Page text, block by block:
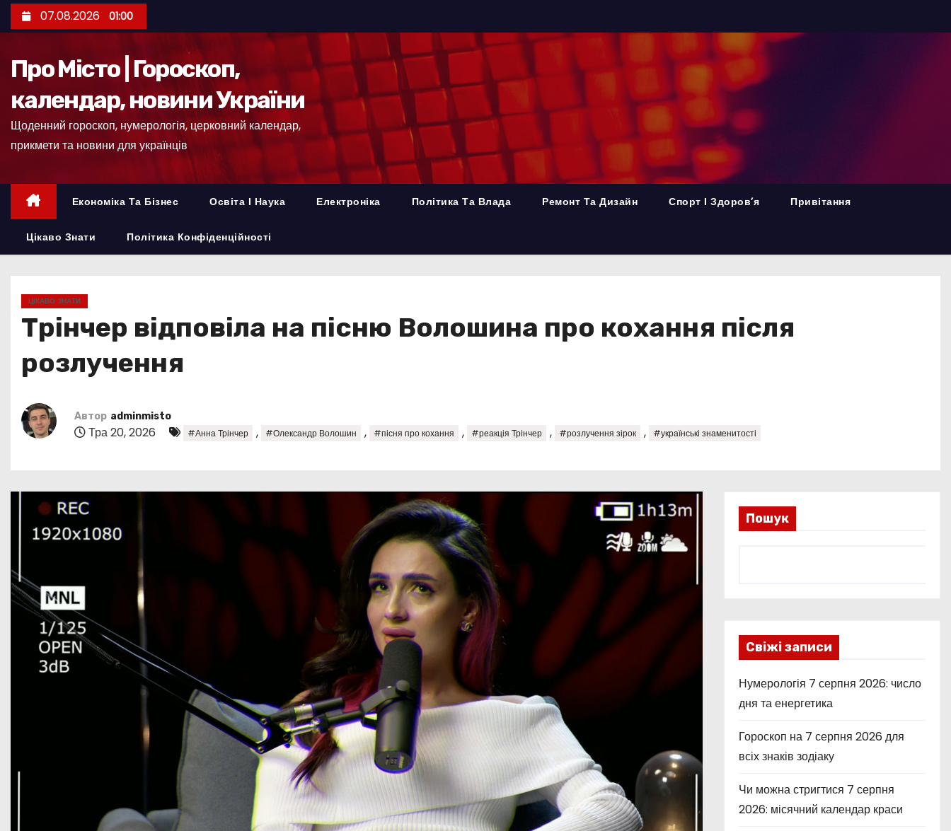
е
к
07.08.2026 01:00
Про Місто | Гороскоп,
календар, новини України
Щоденний гороскоп, нумерологія, церковний календар,
прикмети та новини для українців
Економіка Та Бізнес Освіта І Наука Електроніка Політика Та Влада Ремонт Та Дизайн Спорт І Здоров’я Привітання
Цікаво Знати Політика Конфіденційності
ЦІКАВО ЗНАТИ
Трінчер відповіла на пісню Волошина про кохання після
розлучення
Автор adminmisto
Тра 20, 2026 #Анна Трінчер , #Олександр Волошин , #пісня про кохання , #реакція Трінчер , #розлучення зірок , #українські знаменитості
Пошук
Свіжі записи
Нумерологія 7 серпня 2026: число
дня та енергетика
Гороскоп на 7 серпня 2026 для
всіх знаків зодіаку
Чи можна стригтися 7 серпня
2026: місячний календар краси